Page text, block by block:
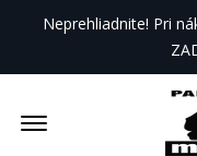
Neprehliadnite! Pri
Offcanvas Menu